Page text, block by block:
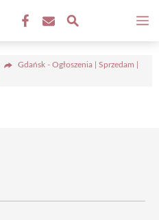
Gdańsk - Ogłoszenia | Sprzedam |